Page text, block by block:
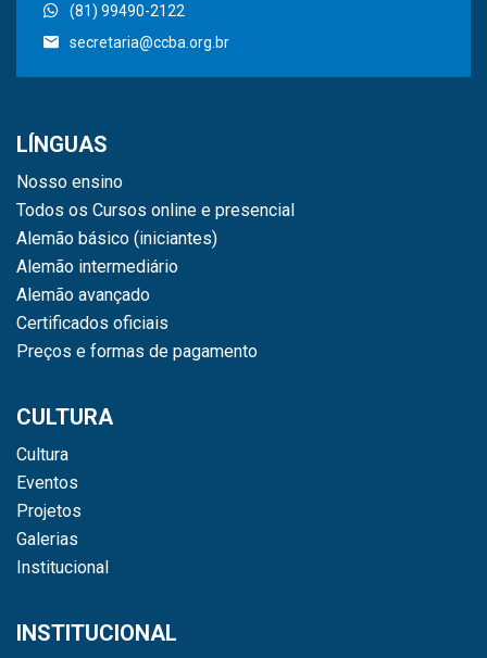
(81) 99490-2122
secretaria@ccba.org.br
LÍNGUAS
Nosso ensino
Todos os Cursos online e presencial
Alemão básico (iniciantes)
Alemão intermediário
Alemão avançado
Certificados oficiais
Preços e formas de pagamento
CULTURA
Cultura
Eventos
Projetos
Galerias
Institucional
INSTITUCIONAL